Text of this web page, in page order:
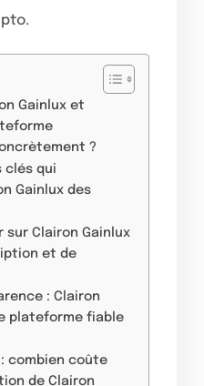
Gainlux et
?
clés qui
Gainlux des
sur Clairon Gainlux
et de
: Clairon
plateforme fiable
combien coûte
de Clairon